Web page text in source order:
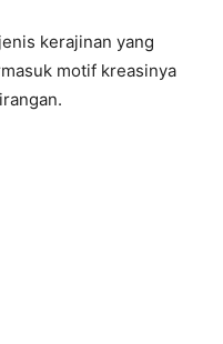
kerajinan yang
motif kreasinya